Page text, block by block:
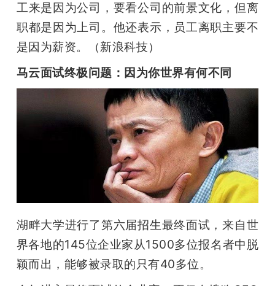
工来是因为公司，要看公司的前景文化，但离
职都是因为上司。他还表示，员工离职主要不
是因为薪资。（新浪科技）
马云面试终极问题：因为你世界有何不同
湖畔大学进行了第六届招生最终面试，来自世
界各地的145位企业家从1500多位报名者中脱
颖而出，能够被录取的只有40多位。